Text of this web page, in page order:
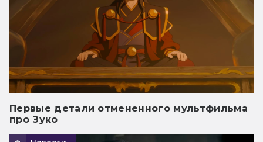
Первые детали отмененного мультфильма
про Зуко